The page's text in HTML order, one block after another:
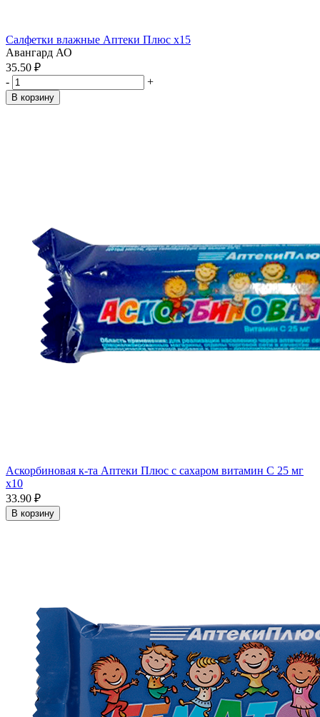
Салфетки влажные Аптеки Плюс x15
Авангард АО
35.50 ₽
-
+
В корзину
Аскорбиновая к-та Аптеки Плюс с сахаром витамин С 25 мг
x10
33.90 ₽
В корзину